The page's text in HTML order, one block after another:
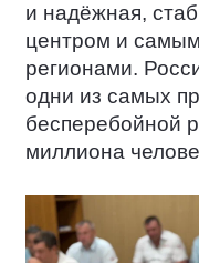
и надёжная,
центром и
регионами.
одни из самых
бесперебойной
миллиона